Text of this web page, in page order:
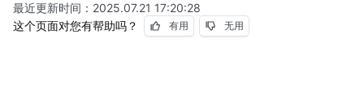
最近更新时间： 2025.07.21 17:20:28
这个页面对您有帮助吗？
有用 无用